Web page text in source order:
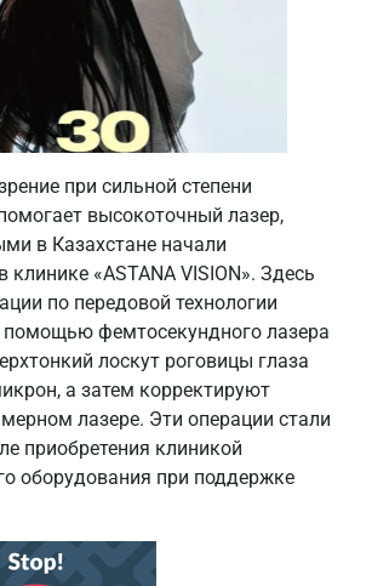
при сильной степени
высокоточный лазер,
в Казахстане начали
клинике «ASTANA VISION». Здесь
по передовой технологии
фемтосекундного лазера
лоскут роговицы глаза
а затем корректируют
лазере. Эти операции стали
приобретения клиникой
оборудования при поддержке